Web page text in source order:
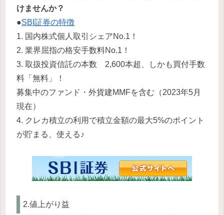
けませんか？
●SBI証券の特徴
1. 国内株式個人取引シェアNo.1！
2. 業界屈指の格安手数料No.1！
3. 取扱投資信託の本数 2,600本超、しかも買付手数
料「無料」！
募集中のファンド・外貨建MMFを含む（2023年5月
現在）
4. クレカ積立の利用で積立金額の最大5%のポイント
が貯まる、使える♪
2.値上がり益